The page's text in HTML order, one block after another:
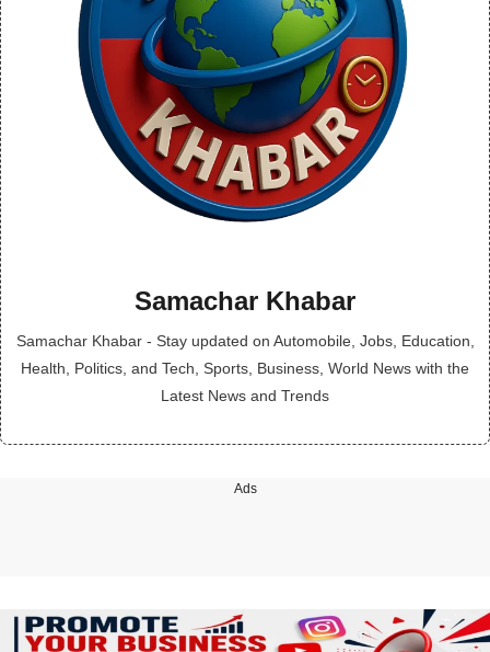
Samachar Khabar
Samachar Khabar - Stay updated on Automobile, Jobs, Education,
Health, Politics, and Tech, Sports, Business, World News with the
Latest News and Trends
Ads